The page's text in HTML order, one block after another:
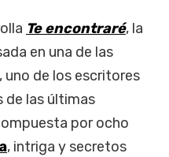
Te encontraré, la
en una de las
, uno de los escritores
de las últimas
por ocho
, intriga y secretos